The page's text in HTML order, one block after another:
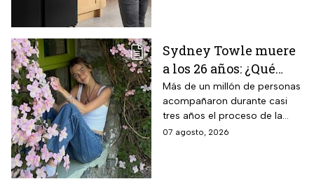
Inverter con 20 años de
garantía exclusiva,
dispensador de agua y hielo
en la puerta y fábrica de
hielos automática.
Sydney Towle muere
a los 26 años: ¿Qué
cáncer padecía la
estrella de TikTok?
Más de un millón de personas
acompañaron durante casi
tres años el proceso de la
creadora: tratamientos,
07 agosto, 2026